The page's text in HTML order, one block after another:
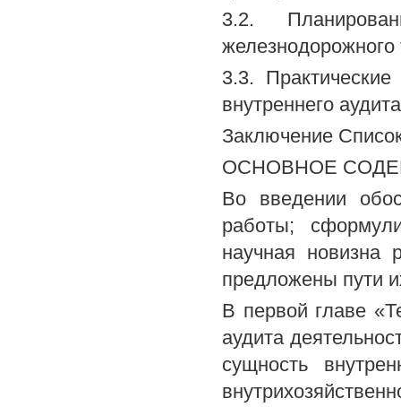
3.2.
железнодорожного
3.3.
внутреннего аудита
Заключение
ОСНОВНОЕ
Во введении
работы;
научная новизна
предложены пути
В первой главе
аудита
сущность